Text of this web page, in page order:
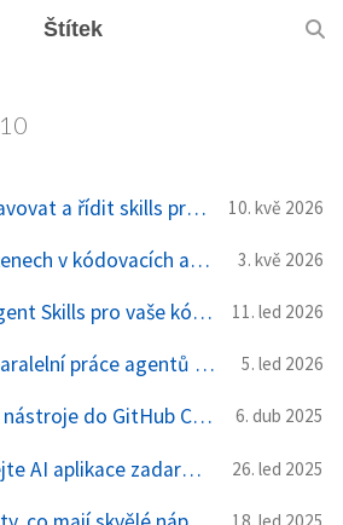
Štítek
10
Jak centrálně spravovat a řídit skills pro agenty a zejména jejich samostatné zlepšování 10. kvě 2026
Jak ušetřit na tokenech v kódovacích agentech typu GitHub Copilot 3. kvě 2026
Nový standard Agent Skills pro vaše kódovací pracanty v GitHub Copilot 11. led 2026
Coding agenti - paralelní práce agentů na vašich úkolech 5. led 2026
Přidejte si vlastní nástroje do GitHub Copilot s napojením na MCP server 6. dub 2025
Zkoušejte a vyvíjejte AI aplikace zadarmo s GitHub Models - OpenAI, Llama, Mistral i Phi 26. led 2025